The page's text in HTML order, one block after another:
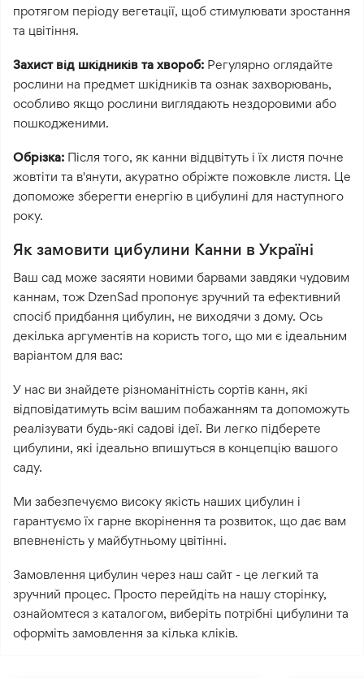
протягом періоду вегетації, щоб стимулювати зростання
та цвітіння.
Захист від шкідників та хвороб: Регулярно оглядайте
рослини на предмет шкідників та ознак захворювань,
особливо якщо рослини виглядають нездоровими або
пошкодженими.
Обрізка: Після того, як канни відцвітуть і їх листя почне
жовтіти та в'янути, акуратно обріжте пожовкле листя. Це
допоможе зберегти енергію в цибулині для наступного
року.
Як замовити цибулини Канни в Україні
Ваш сад може засяяти новими барвами завдяки чудовим
каннам, тож DzenSad пропонує зручний та ефективний
спосіб придбання цибулин, не виходячи з дому. Ось
декілька аргументів на користь того, що ми є ідеальним
варіантом для вас:
У нас ви знайдете різноманітність сортів канн, які
відповідатимуть всім вашим побажанням та допоможуть
реалізувати будь-які садові ідеї. Ви легко підберете
цибулини, які ідеально впишуться в концепцію вашого
саду.
Ми забезпечуємо високу якість наших цибулин і
гарантуємо їх гарне вкорінення та розвиток, що дає вам
впевненість у майбутньому цвітінні.
Замовлення цибулин через наш сайт - це легкий та
зручний процес. Просто перейдіть на нашу сторінку,
ознайомтеся з каталогом, виберіть потрібні цибулини та
оформіть замовлення за кілька кліків.